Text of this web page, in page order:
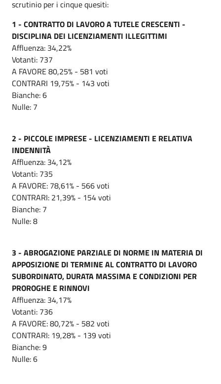
scrutinio per i cinque quesiti:
1 - CONTRATTO DI LAVORO A TUTELE CRESCENTI -
DISCIPLINA DEI LICENZIAMENTI ILLEGITTIMI
Affluenza: 34,22%
Votanti: 737
A FAVORE 80,25% - 581 voti
CONTRARI 19,75% - 143 voti
Bianche: 6
Nulle: 7
2 - PICCOLE IMPRESE - LICENZIAMENTI E RELATIVA
INDENNITÀ
Affluenza: 34,12%
Votanti: 735
A FAVORE: 78,61% - 566 voti
CONTRARI: 21,39% - 154 voti
Bianche: 7
Nulle: 8
3 - ABROGAZIONE PARZIALE DI NORME IN MATERIA DI
APPOSIZIONE DI TERMINE AL CONTRATTO DI LAVORO
SUBORDINATO, DURATA MASSIMA E CONDIZIONI PER
PROROGHE E RINNOVI
Affluenza: 34,17%
Votanti: 736
A FAVORE: 80,72% - 582 voti
CONTRARI: 19,28% - 139 voti
Bianche: 9
Nulle: 6